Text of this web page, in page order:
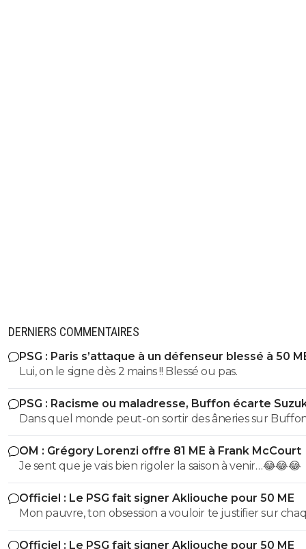
DERNIERS COMMENTAIRES
PSG : Paris s’attaque à un défenseur blessé à 50
Lui, on le signe dès 2 mains !! Blessé ou pas.
PSG : Racisme ou maladresse, Buffon écarte
Dans quel monde peut-on sortir des âneries sur
dire qu'il est raciste? Buffon connait très bien Suzuki ce
dernier évoluant Parme, l'un de sclubs cher à Buffon
(puisqu'il y a débuté). Vous ne vous dites juste pas qu'il
des choses (comme le style de vie ou l'hygiène ou
chose qui fait d'un jouer un vrai professionnel). Non
partez direct sur des considérations racistes... Ah la la...
OM : Grégory Lorenzi offre 81 ME à Frank McCourt
Je sent que je vais bien rigoler la saison à venir…😂😂😂
Officiel : Le PSG fait signer Akliouche pour 50 ME
Mon pauvre, ton obsession a vouloir te justifier sur
commentaire 🤣😂😂 Tu aurais la queue d'un chat qui
de bouche et on t'accuserait de l'avoir mangé que tu
Officiel : Le PSG fait signer Akliouche pour 50 ME